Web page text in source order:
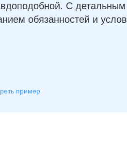
С детальным
обязанностей и
пример